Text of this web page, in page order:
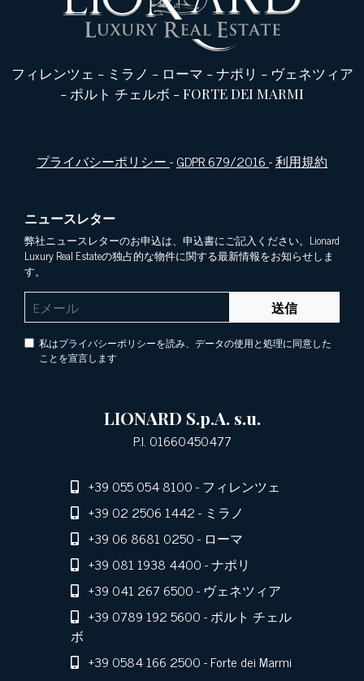
フィレンツェ - ミラノ - ローマ -ナポリ - ヴェネツィア
- ポルト チェルボ -FORTE DEI MARMI
プライバシーポリシー-GDPR 679/2016-利用規約
ニュースレター
弊社ニュースレターのお申込は、申込書にご記入ください。Lionard
Luxury Real Estateの独占的な物件に関する最新情報をお知らせしま
す。
送信
私はプライバシーポリシーを読み、データの使用と処理に同意した
ことを宣言します
LIONARD S.p.A. s.u.
P.I. 01660450477
+39 055 054 8100- フィレンツェ
+39 02 2506 1442- ミラノ
+39 06 8681 0250- ローマ
+39 081 1938 4400- ナポリ
+39 041 267 6500- ヴェネツィア
+39 0789 192 5600- ポルト チェル
ボ
+39 0584 166 2500- Forte dei Marmi